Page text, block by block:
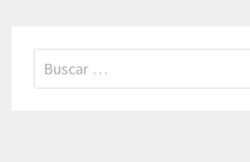
Buscar: